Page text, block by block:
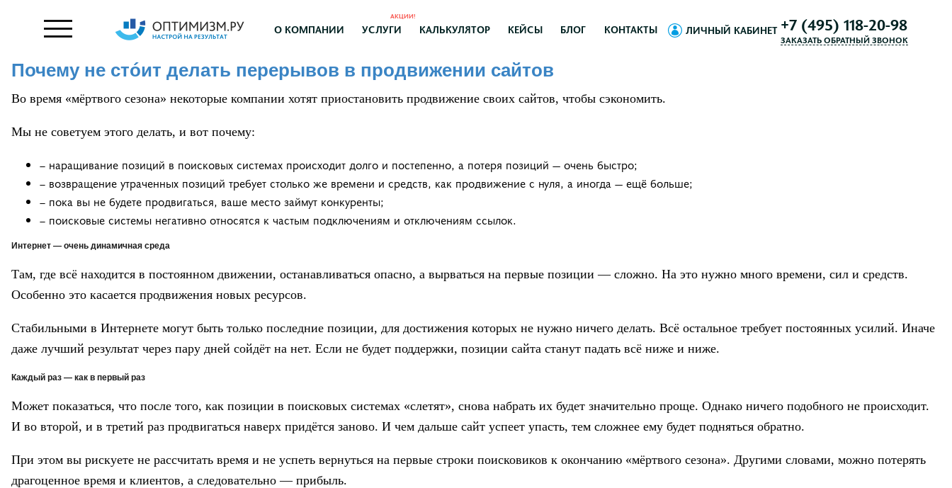
О КОМПАНИИ УСЛУГИ
АКЦИИ!
КАЛЬКУЛЯТОР КЕЙСЫ БЛОГ КОНТАКТЫ ЛИЧНЫЙ КАБИНЕТ +7 (495) 118-20-98
ЗАКАЗАТЬ ОБРАТНЫЙ ЗВОНОК
Почему не стóит делать перерывов в продвижении сайтов
Во время «мёртвого сезона» некоторые компании хотят приостановить продвижение своих сайтов, чтобы сэкономить.
Мы не советуем этого делать, и вот почему:
– наращивание позиций в поисковых системах происходит долго и постепенно, а потеря позиций — очень быстро;
– возвращение утраченных позиций требует столько же времени и средств, как продвижение с нуля, а иногда — ещё больше;
– пока вы не будете продвигаться, ваше место займут конкуренты;
– поисковые системы негативно относятся к частым подключениям и отключениям ссылок.
Интернет — очень динамичная среда
Там, где всё находится в постоянном движении, останавливаться опасно, а вырваться на первые позиции — сложно. На это нужно много времени, сил и средств.
Особенно это касается продвижения новых ресурсов.
Стабильными в Интернете могут быть только последние позиции, для достижения которых не нужно ничего делать. Всё остальное требует постоянных усилий. Иначе
даже лучший результат через пару дней сойдёт на нет. Если не будет поддержки, позиции сайта станут падать всё ниже и ниже.
Каждый раз — как в первый раз
Может показаться, что после того, как позиции в поисковых системах «слетят», снова набрать их будет значительно проще. Однако ничего подобного не происходит.
И во второй, и в третий раз продвигаться наверх придётся заново. И чем дальше сайт успеет упасть, тем сложнее ему будет подняться обратно.
При этом вы рискуете не рассчитать время и не успеть вернуться на первые строки поисковиков к окончанию «мёртвого сезона». Другими словами, можно потерять
драгоценное время и клиентов, а следовательно — прибыль.